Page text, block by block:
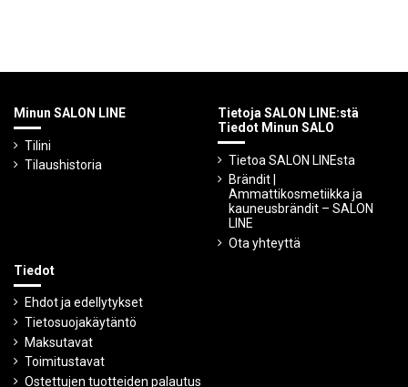
Minun SALON LINE
Tilini
Tilaushistoria
Tietoja SALON LINE:stä
Tiedot Minun SALO
Tietoa SALON LINEsta
Brändit |
Ammattikosmetiikka ja
kauneusbrändit – SALON
LINE
Ota yhteyttä
Tiedot
Ehdot ja edellytykset
Tietosuojakäytäntö
Maksutavat
Toimitustavat
Ostettujen tuotteiden palautus